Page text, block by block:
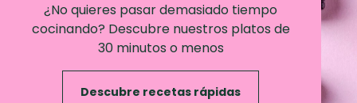
¿No quieres pasar demasiado tiempo
cocinando? Descubre nuestros platos de
30 minutos o menos
Descubre recetas rápidas